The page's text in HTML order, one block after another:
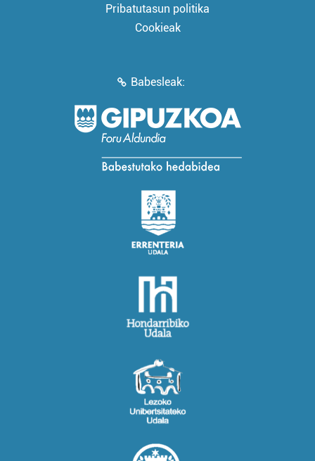
Pribatutasun politika
Cookieak
Babesleak: